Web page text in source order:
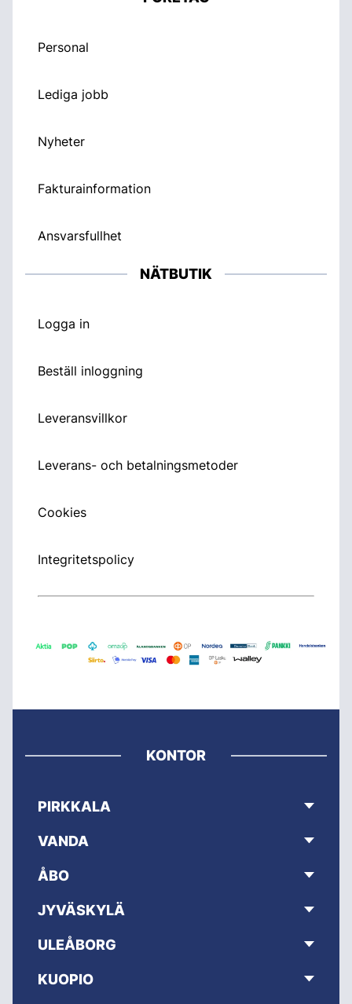
Personal
Lediga jobb
Nyheter
Fakturainformation
Ansvarsfullhet
NÄTBUTIK
Logga in
Beställ inloggning
Leveransvillkor
Leverans- och betalningsmetoder
Cookies
Integritetspolicy
KONTOR
PIRKKALA
VANDA
ÅBO
JYVÄSKYLÄ
ULEÅBORG
KUOPIO